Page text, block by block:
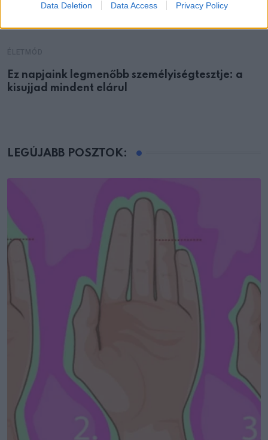
Data Deletion Data Access Privacy Policy
Ez napjaink legmenőbb személyiségtesztje: a
kisujjad mindent elárul
LEGÚJABB POSZTOK: